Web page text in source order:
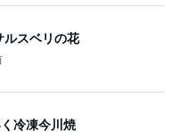
ルスベリの花
冷凍今川焼